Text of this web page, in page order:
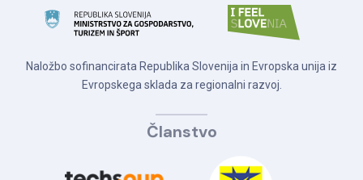
Naložbo sofinancirata Republika Slovenija in Evropska unija iz
Evropskega sklada za regionalni razvoj.
Članstvo